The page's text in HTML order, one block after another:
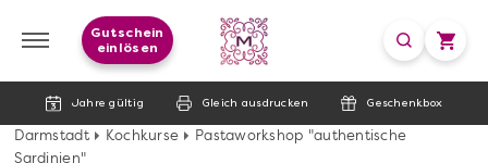
Jahre gültig Gleich ausdrucken Geschenkbox
Gutschein
einlösen
Darmstadt Kochkurse
Pastaworkshop "authentische
Sardinien"